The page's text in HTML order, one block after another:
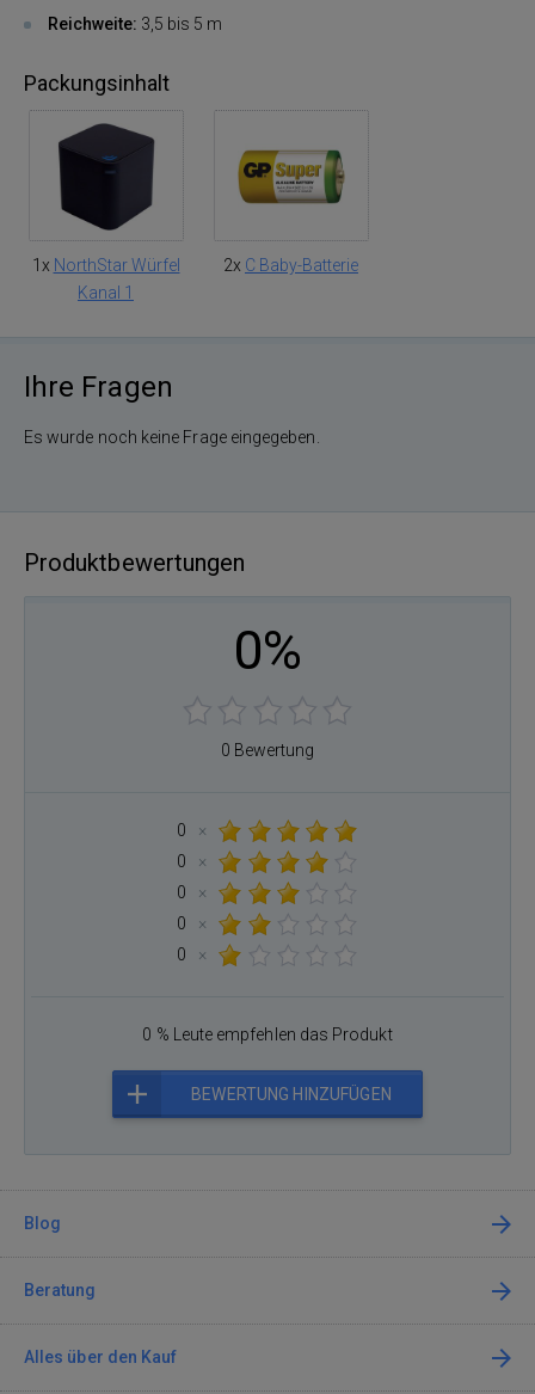
Reichweite: 3,5 bis 5 m
Packungsinhalt
1x NorthStar Würfel
Kanal 1
2x C Baby-Batterie
Ihre Fragen
Es wurde noch keine Frage eingegeben.
Produktbewertungen
0%
0 Bewertung
0
×
0
×
0
×
0
×
0
×
0 % Leute empfehlen das Produkt
BEWERTUNG HINZUFÜGEN
Blog
Beratung
Alles über den Kauf